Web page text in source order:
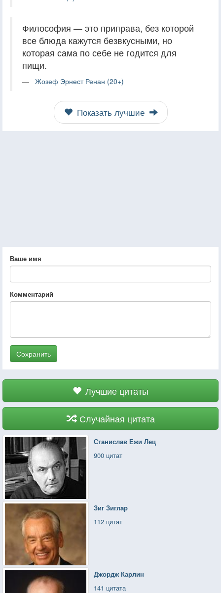
Философия — это приправа, без которой
все блюда кажутся безвкусными, но
которая сама по себе не годится для
пищи.
Жозеф Эрнест Ренан (20+)
Показать лучшие
Ваше имя
Комментарий
Сохранить
Лучшие цитаты
Случайная цитата
Станислав Ежи Лец
900 цитат
Зиг Зиглар
112 цитат
Джордж Карлин
141 цитата